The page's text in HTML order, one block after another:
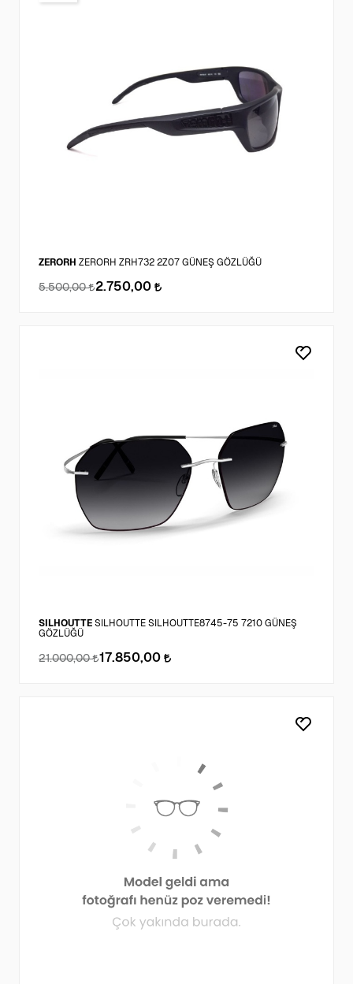
ZERORH ZERORH ZRH732 2Z07 GÜNEŞ GÖZLÜĞÜ
5.500,00 2.750,00
SILHOUTTE SILHOUTTE SILHOUTTE8745-75 7210 GÜNEŞ
GÖZLÜĞÜ
21.000,00 17.850,00